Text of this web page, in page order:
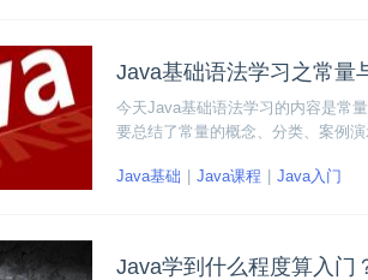
Java基础语法学习之常量
今天Java基础语法学习的内容是常
要总结了常量的概念、分类、案例
Java基础
Java课程 Java入门
Java学到什么程度算入门